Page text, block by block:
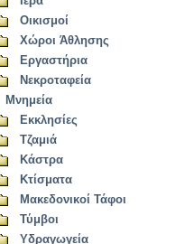
Οικισμοί
Χώροι Άθλησης
Εργαστήρια
Νεκροταφεία
Μνημεία
Εκκλησίες
Τζαμιά
Κάστρα
Κτίσματα
Μακεδονικοί Τάφοι
Τύμβοι
Υδραγωγεία